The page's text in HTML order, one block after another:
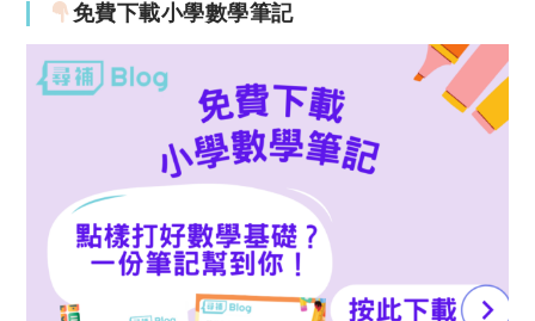
免費下載小學數學筆記